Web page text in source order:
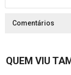
Comentários
QUEM VIU